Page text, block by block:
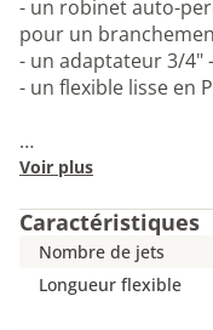
- un robinet auto-
pour un
- un adaptateur 3/4"
- un flexible lisse en
…
Voir plus
Caractéristiques
Nombre de jets
Longueur flexible